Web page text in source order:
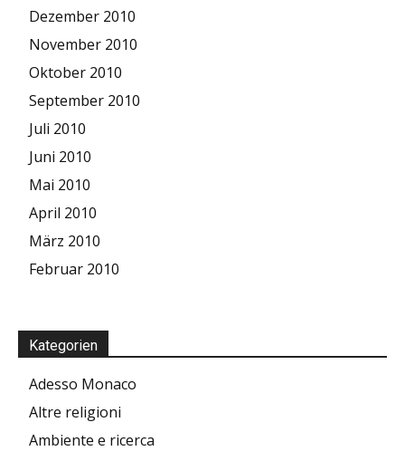
Dezember 2010
November 2010
Oktober 2010
September 2010
Juli 2010
Juni 2010
Mai 2010
April 2010
März 2010
Februar 2010
Kategorien
Adesso Monaco
Altre religioni
Ambiente e ricerca